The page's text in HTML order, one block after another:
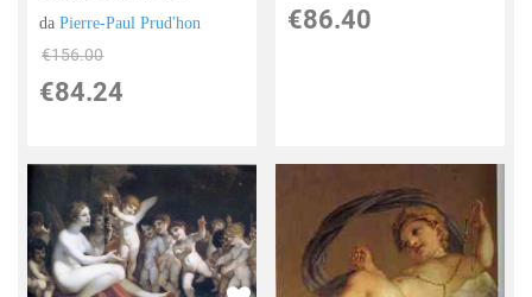
daPierre-Paul Prud'hon
€156.00
€84.24
€86.40